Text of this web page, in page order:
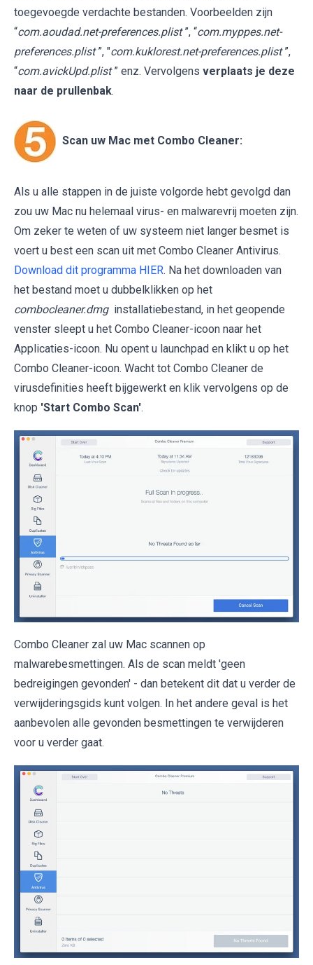
toegevoegde verdachte bestanden. Voorbeelden zijn
“com.aoudad.net-preferences.plist ”, “com.myppes.net-
preferences.plist ”, "com.kuklorest.net-preferences.plist ”,
“com.avickUpd.plist ” enz. Vervolgens verplaats je deze
naar de prullenbak.
Scan uw Mac met Combo Cleaner:
Als u alle stappen in de juiste volgorde hebt gevolgd dan
zou uw Mac nu helemaal virus- en malwarevrij moeten zijn.
Om zeker te weten of uw systeem niet langer besmet is
voert u best een scan uit met Combo Cleaner Antivirus.
Download dit programma HIER. Na het downloaden van
het bestand moet u dubbelklikken op het
combocleaner.dmg installatiebestand, in het geopende
venster sleept u het Combo Cleaner-icoon naar het
Applicaties-icoon. Nu opent u launchpad en klikt u op het
Combo Cleaner-icoon. Wacht tot Combo Cleaner de
virusdefinities heeft bijgewerkt en klik vervolgens op de
knop 'Start Combo Scan'.
Combo Cleaner zal uw Mac scannen op
malwarebesmettingen. Als de scan meldt 'geen
bedreigingen gevonden' - dan betekent dit dat u verder de
verwijderingsgids kunt volgen. In het andere geval is het
aanbevolen alle gevonden besmettingen te verwijderen
voor u verder gaat.